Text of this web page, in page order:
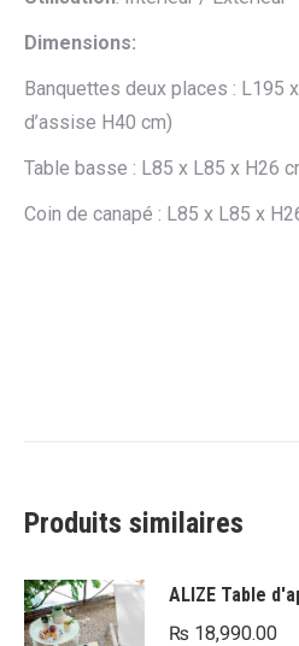
Dimensions:
Banquettes deux places : L195
d’assise H40 cm)
Table basse : L85 x L85 x H26
Coin de canapé : L85 x L85 x
Produits similaires
ALIZE Table
₨ 18,990.00